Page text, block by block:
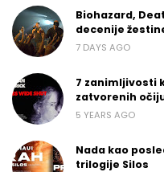
Biohazard,
decenije
7 DAYS AGO
7 zanimljivosti
zatvorenih
5 YEARS AGO
Nada kao
trilogije Silos